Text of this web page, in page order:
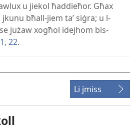
u jiekol ħaddieħor. Għax
bħall-jiem taʼ siġra; u l-
jużaw xogħol idejhom bis-
22.
Li jmiss